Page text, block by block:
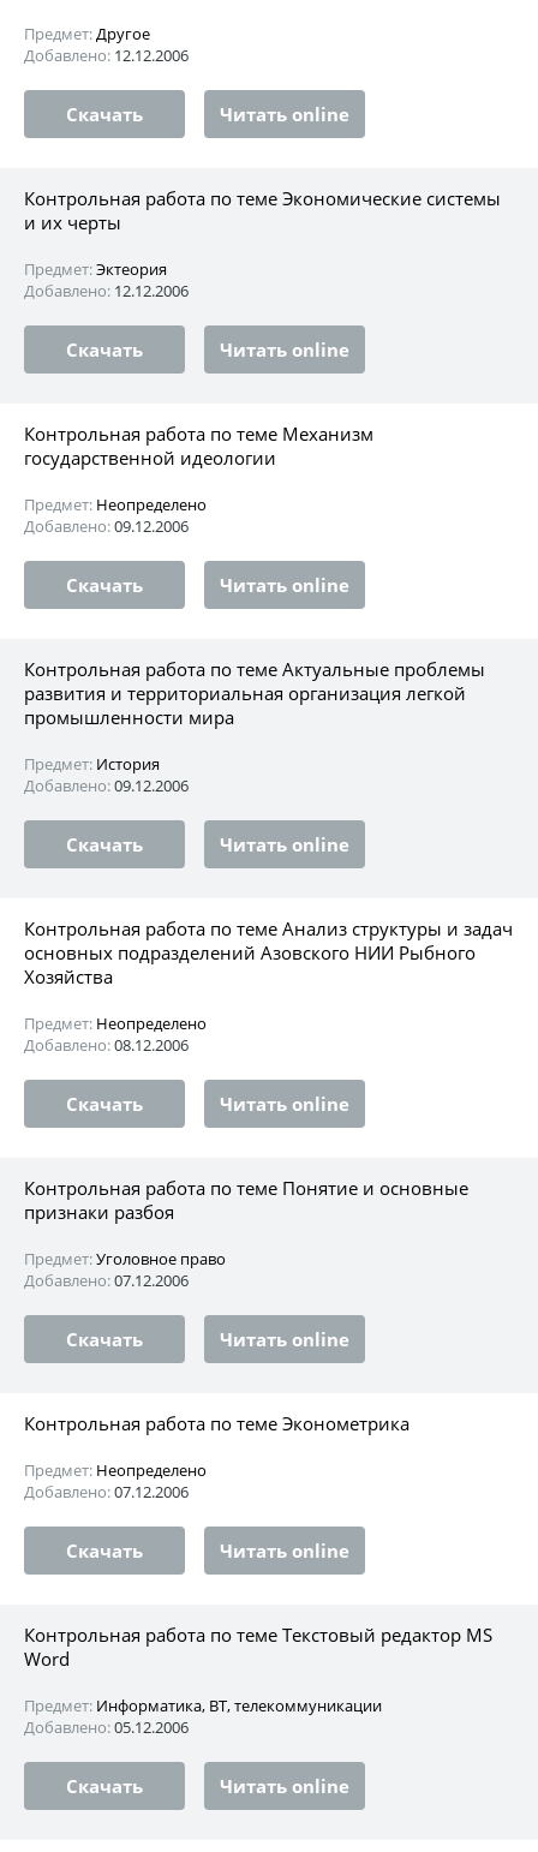
Предмет:Другое
Добавлено: 12.12.2006
Скачать Читать online
Контрольная работа по теме Экономические системы
и их черты
Предмет:Эктеория
Добавлено: 12.12.2006
Скачать Читать online
Контрольная работа по теме Механизм
государственной идеологии
Предмет: Неопределено
Добавлено:09.12.2006
Скачать Читать online
Контрольная работа по теме Актуальные проблемы
развития и территориальная организация легкой
промышленности мира
Предмет: История
Добавлено:09.12.2006
Скачать Читать online
Контрольная работа по теме Анализ структуры и задач
основных подразделений Азовского НИИ Рыбного
Хозяйства
Предмет: Неопределено
Добавлено:08.12.2006
Скачать Читать online
Контрольная работа по теме Понятие и основные
признаки разбоя
Предмет:Уголовное право
Добавлено:07.12.2006
Скачать Читать online
Контрольная работа по теме Эконометрика
Предмет: Неопределено
Добавлено:07.12.2006
Скачать Читать online
Контрольная работа по теме Текстовый редактор MS
Word
Предмет: Информатика, ВТ, телекоммуникации
Добавлено:05.12.2006
Скачать Читать online